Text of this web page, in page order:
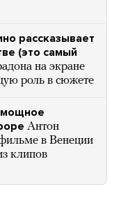
рассказывает
(это самый
на экране
роль в сюжете
мощное
Антон
в Венеции
клипов